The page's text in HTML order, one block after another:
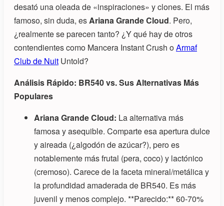
desató una oleada de «inspiraciones» y clones. El más
famoso, sin duda, esAriana Grande Cloud. Pero,
¿realmente se parecen tanto? ¿Y qué hay de otros
contendientes como Mancera Instant Crush oArmaf
Club de Nuit Untold?
Análisis Rápido: BR540 vs. Sus Alternativas Más
Populares
Ariana Grande Cloud: La alternativa más
famosa y asequible. Comparte esa apertura dulce
y aireada (¿algodón de azúcar?), pero es
notablemente más frutal (pera, coco) y lactónico
(cremoso). Carece de la faceta mineral/metálica y
la profundidad amaderada de BR540. Es más
juvenil y menos complejo. **Parecido:** 60-70%